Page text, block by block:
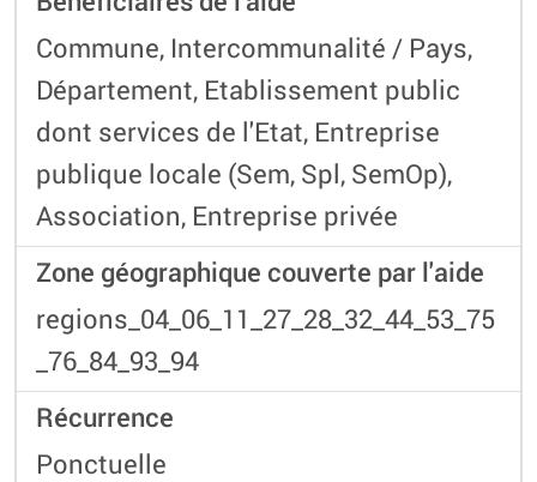
Commune, Intercommunalité / Pays,
Département, Etablissement public
dont services de l'Etat, Entreprise
publique locale (Sem, Spl, SemOp),
Association, Entreprise privée
Zone géographique couverte par l'aide
regions_04_06_11_27_28_32_44_53_75
_76_84_93_94
Récurrence
Ponctuelle